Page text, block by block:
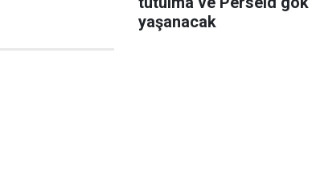
yaşanacak